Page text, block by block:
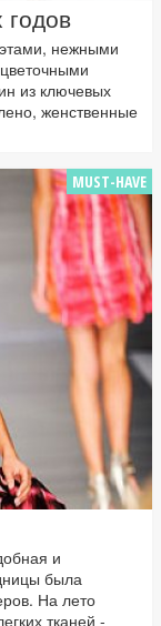
нежными
из ключевых
женственные
MUST-HAVE
и
была
На лето
тканей -